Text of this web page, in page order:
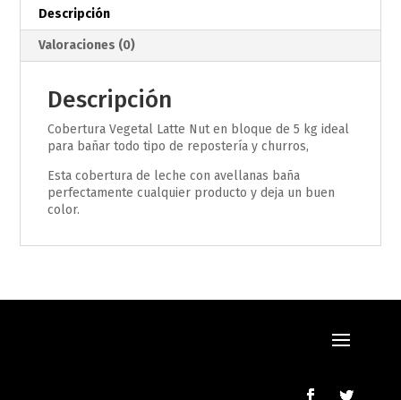
Descripción
Valoraciones (0)
Descripción
Cobertura Vegetal Latte Nut en bloque de 5 kg ideal
para bañar todo tipo de repostería y churros,
Esta cobertura de leche con avellanas baña
perfectamente cualquier producto y deja un buen
color.